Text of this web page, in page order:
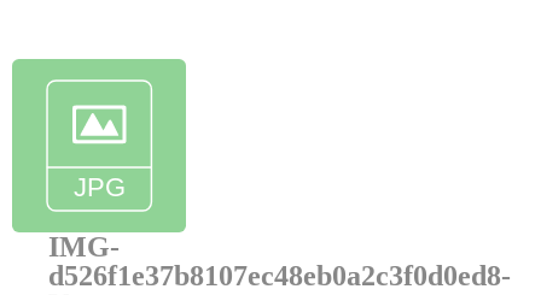
IMG-
d526f1e37b8107ec48eb0a2c3f0d0ed8-